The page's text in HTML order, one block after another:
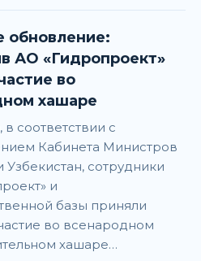
обновление:
АО «Гидропроект»
во
хашаре
в соответствии с
Кабинета Министров
Узбекистан, сотрудники
и
базы приняли
во всенародном
хашаре…